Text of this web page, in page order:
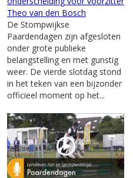
Theo van den Bosch
De Stompwijkse
Paardendagen zijn afgesloten
onder grote publieke
belangstelling en met gunstig
weer. De vierde slotdag stond
in het teken van een bijzonder
officieel moment op het...